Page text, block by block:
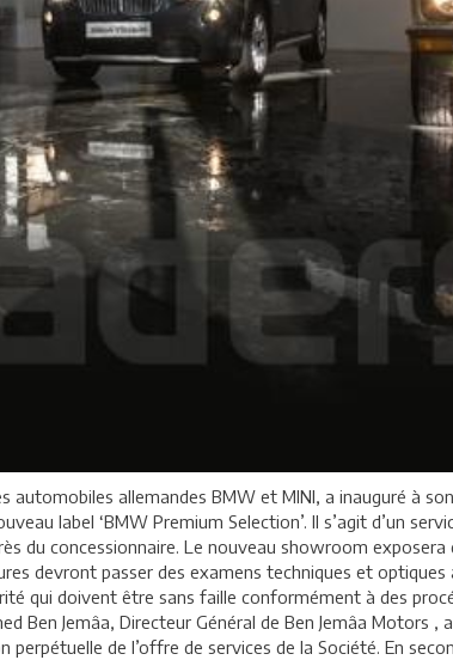
allemandes BMW et MINI, a inauguré à
label ‘BMW Premium Selection’. Il s’agit d’un
du concessionnaire. Le nouveau showroom exposera
devront passer des examens techniques et
qui doivent être sans faille conformément à des
Ben Jemâa, Directeur Général de Ben Jemâa Motors ,
perpétuelle de l’offre de services de la Société. En